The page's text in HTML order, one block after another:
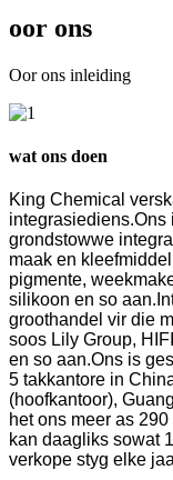
oor ons
Oor ons inleiding
wat ons doen
King Chemical
integrasiediens.Ons
grondstowwe
maak en
pigmente,
silikoon en so
groothandel vir die
soos Lily Group,
en so aan.Ons is
5 takkantore in
(hoofkantoor),
het ons meer as
kan daagliks sowat
verkope styg elke